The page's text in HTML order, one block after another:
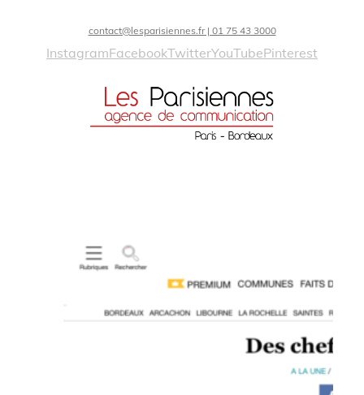
contact@lesparisiennes.fr | 01 75 43 3000
InstagramFacebookTwitterYouTubePinterest